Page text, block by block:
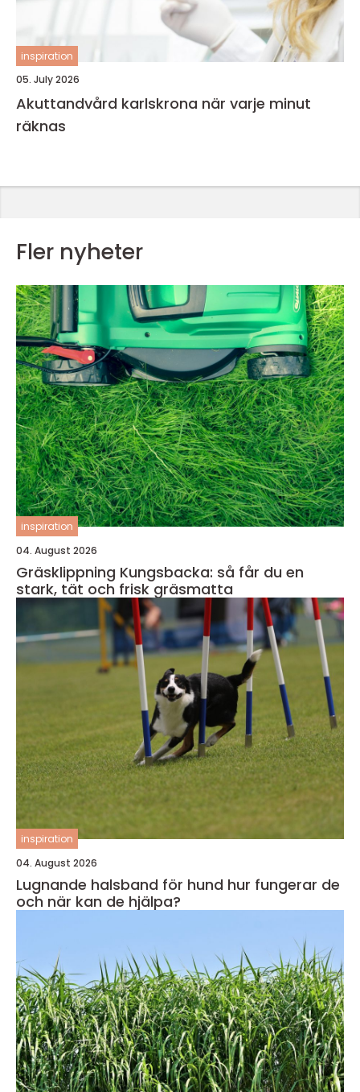
inspiration
05. July 2026
Akuttandvård karlskrona när varje minut
räknas
Fler nyheter
inspiration
04. August 2026
Gräsklippning Kungsbacka: så får du en
stark, tät och frisk gräsmatta
inspiration
04. August 2026
Lugnande halsband för hund hur fungerar de
och när kan de hjälpa?